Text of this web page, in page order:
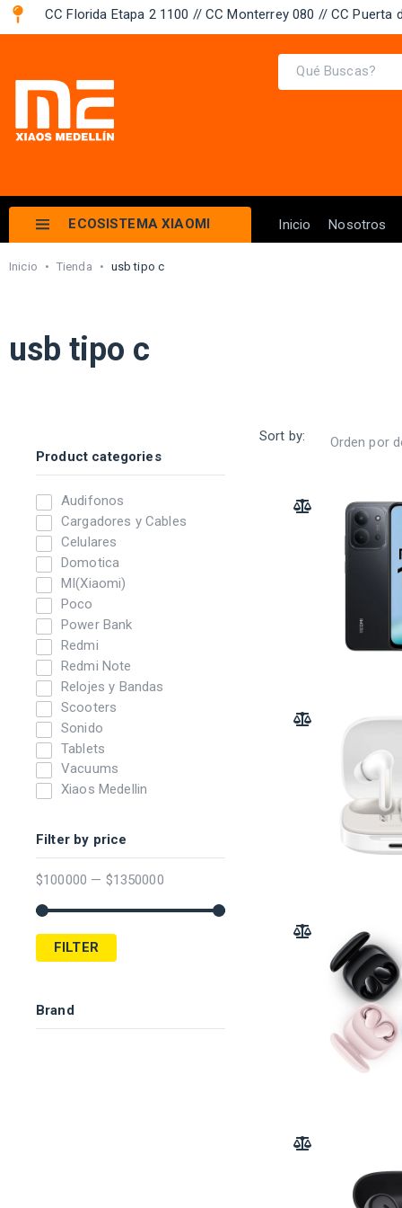
CC Florida Etapa 2 1100 // CC Monterrey 080 // CC Puerta
ECOSISTEMA XIAOMI Inicio Nosotros
Inicio • Tienda • usb tipo c
usb tipo c
Product categories
Audifonos
Cargadores y Cables
Celulares
Domotica
MI(Xiaomi)
Poco
Power Bank
Redmi
Redmi Note
Relojes y Bandas
Scooters
Sonido
Tablets
Vacuums
Xiaos Medellin
Filter by price
$100000 — $1350000
FILTER
Brand
Sort by: